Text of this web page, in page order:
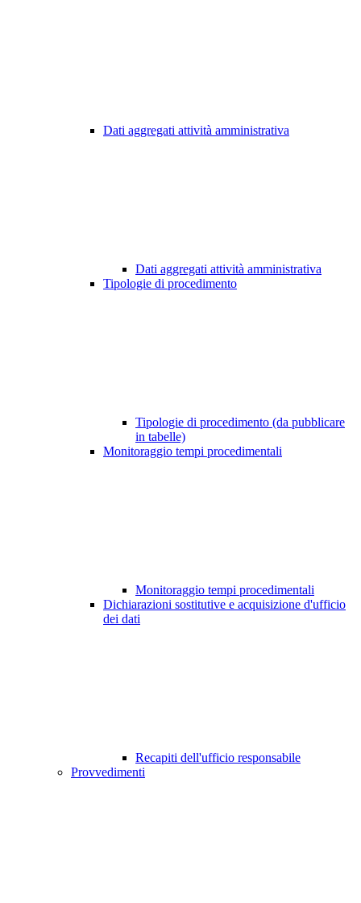
Dati aggregati attività amministrativa
Dati aggregati attività amministrativa
Tipologie di procedimento
Tipologie di procedimento (da pubblicare
in tabelle)
Monitoraggio tempi procedimentali
Monitoraggio tempi procedimentali
Dichiarazioni sostitutive e acquisizione d'ufficio
dei dati
Recapiti dell'ufficio responsabile
Provvedimenti